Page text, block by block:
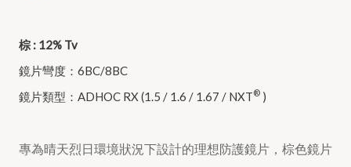
棕 : 12% Tv
鏡片彎度：6BC/8BC
鏡片類型：ADHOC RX (1.5 / 1.6 / 1.67 / NXT® )
專為晴天烈日環境狀況下設計的理想防護鏡片，棕色鏡片